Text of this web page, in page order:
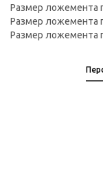
Размер ложемента
Размер ложемента
Размер ложемента